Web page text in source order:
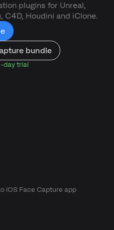
plugins for Unreal,
C4D, Houdini and iClone.
bundle
day trial
iOS Face Capture app